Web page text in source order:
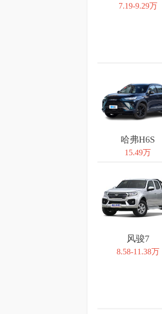
7.19-9.29万
哈弗H6S
15.49万
风骏7
8.58-11.38万